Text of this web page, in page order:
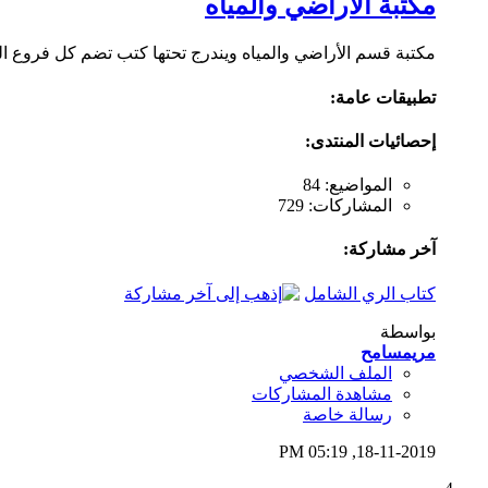
مكتبة الأراضي والمياه
مكتبة قسم الأراضي والمياه ويندرج تحتها كتب تضم كل فروع
تطبيقات عامة:
إحصائيات المنتدى:
المواضيع: 84
المشاركات: 729
آخر مشاركة:
كتاب الري الشامل
بواسطة
مريمسامح
الملف الشخصي
مشاهدة المشاركات
رسالة خاصة
18-11-2019,
05:19 PM